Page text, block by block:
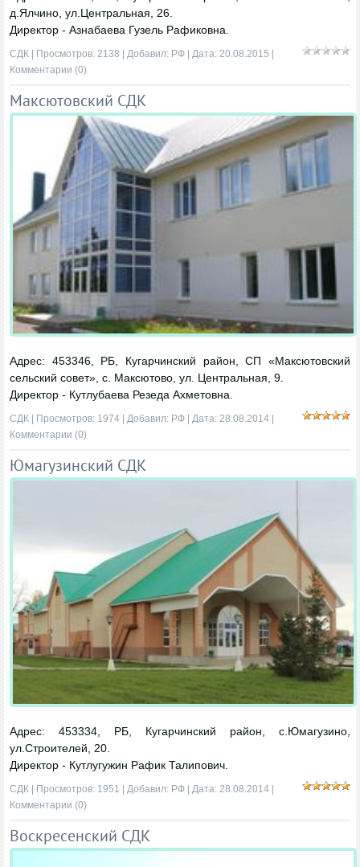
д.Ялчино, ул.Центральная, 26.
Директор - Азнабаева Гузель Рафиковна.
СДК | Просмотров: 2138 | Добавил: РФ | Дата: 20.08.2015 |
Комментарии (0)
Максютовский СДК
Адрес: 453346, РБ, Кугарчинский район, СП «Максютовский
сельский совет», с. Максютово, ул. Центральная, 9.
Директор - Кутлубаева Резеда Ахметовна.
СДК | Просмотров: 1974 | Добавил: РФ | Дата: 28.08.2014
Комментарии (0)
Юмагузинский СДК
Адрес: 453334, РБ, Кугарчинский район, с.Юмагузино,
ул.Строителей, 20.
Директор - Кутлугужин Рафик Талипович.
СДК | Просмотров: 1951 | Добавил: РФ | Дата: 28.08.2014
Комментарии (0)
Воскресенский СДК